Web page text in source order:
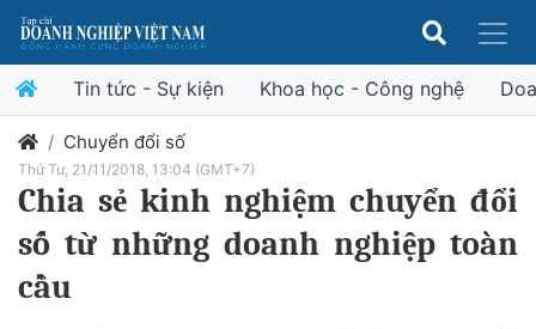
Tin tức - Sự kiện Khoa học - Công nghệ
Chuyển đổi số
Thứ Tư, 21/11/2018, 13:04 (GMT+7)
Chia sẻ kinh nghiệm chuyển đổi
số từ những doanh nghiệp toàn
cầu